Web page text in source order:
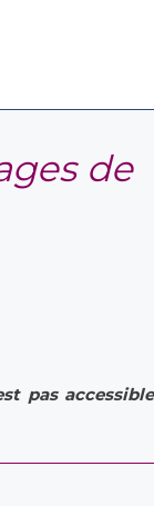
de
pas accessible